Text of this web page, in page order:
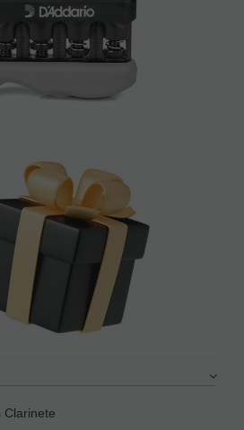
Clarinete